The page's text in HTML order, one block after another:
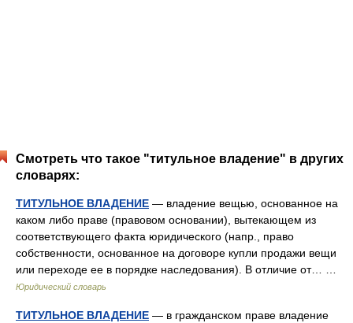
Смотреть что такое "титульное владение" в других
словарях:
ТИТУЛЬНОЕ ВЛАДЕНИЕ — владение вещью, основанное на
каком либо праве (правовом основании), вытекающем из
соответствующего факта юридического (напр., право
собственности, основанное на договоре купли продажи вещи
или переходе ее в порядке наследования). В отличие от… …
Юридический словарь
ТИТУЛЬНОЕ ВЛАДЕНИЕ — в гражданском праве владение